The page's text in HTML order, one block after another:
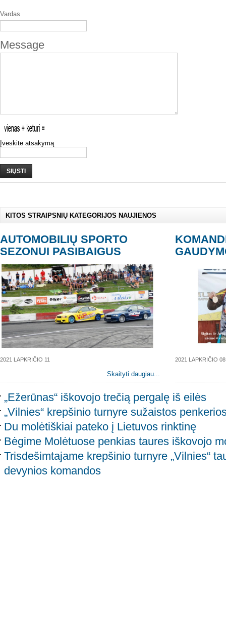
Vardas
Message
Įveskite atsakymą
SIŲSTI
KITOS STRAIPSNIŲ KATEGORIJOS NAUJIENOS
AUTOMOBILIŲ SPORTO
SEZONUI PASIBAIGUS
2021 LAPKRIČIO 11
Skaityti daugiau...
2021 LAPKRIČIO 08
„Ežerūnas“ iškovojo trečią pergalę iš eilės
„Vilnies“ krepšinio turnyre sužaistos
Du molėtiškiai pateko į Lietuvos rinktinę
Bėgime Molėtuose penkias taures iškovojo
Trisdešimtajame krepšinio turnyre „Vilnies“
devynios komandos